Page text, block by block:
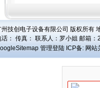
州技创电子设备有限公司 版权所有
话： 传真： 联系人： 罗小姐 邮箱：
管理登陆 ICP备: 网站